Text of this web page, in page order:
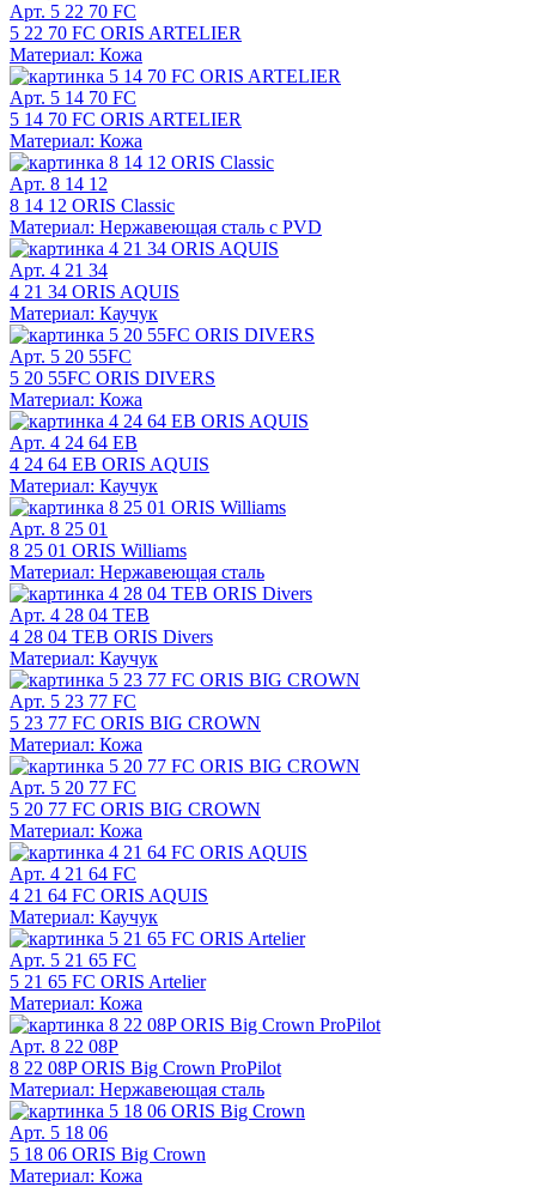
Арт. 5 22 70 FC
5 22 70 FC ORIS ARTELIER
Материал: Кожа
Арт. 5 14 70 FC
5 14 70 FC ORIS ARTELIER
Материал: Кожа
Арт. 8 14 12
8 14 12 ORIS Classic
Материал: Нержавеющая сталь с PVD
Арт. 4 21 34
4 21 34 ORIS AQUIS
Материал: Каучук
Арт. 5 20 55FC
5 20 55FC ORIS DIVERS
Материал: Кожа
Арт. 4 24 64 EB
4 24 64 EB ORIS AQUIS
Материал: Каучук
Арт. 8 25 01
8 25 01 ORIS Williams
Материал: Нержавеющая сталь
Арт. 4 28 04 TEB
4 28 04 TEB ORIS Divers
Материал: Каучук
Арт. 5 23 77 FC
5 23 77 FC ORIS BIG CROWN
Материал: Кожа
Арт. 5 20 77 FC
5 20 77 FC ORIS BIG CROWN
Материал: Кожа
Арт. 4 21 64 FC
4 21 64 FC ORIS AQUIS
Материал: Каучук
Арт. 5 21 65 FC
5 21 65 FC ORIS Artelier
Материал: Кожа
Арт. 8 22 08P
8 22 08P ORIS Big Crown ProPilot
Материал: Нержавеющая сталь
Арт. 5 18 06
5 18 06 ORIS Big Crown
Материал: Кожа